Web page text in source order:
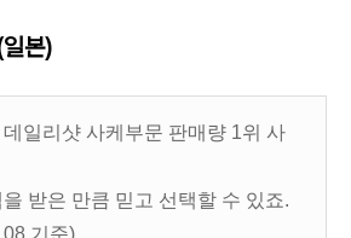
본)
일리샷 사케부문 판매량 1위 사
받은 만큼 믿고 선택할 수 있죠.